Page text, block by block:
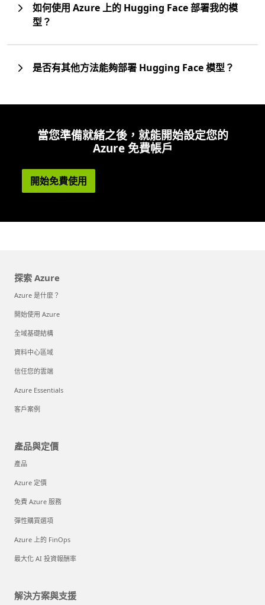
如何使用 Azure 上的 Hugging Face 部署我的模
型？
是否有其他方法能夠部署 Hugging Face 模型？
當您準備就緒之後，就能開始設定您的
Azure 免費帳戶
開始免費使用
探索 Azure
Azure 是什麼？
開始使用 Azure
全域基礎結構
資料中心區域
信任您的雲端
Azure Essentials
客戶案例
產品與定價
產品
Azure 定價
免費 Azure 服務
彈性購買選項
Azure 上的 FinOps
最大化 AI 投資報酬率
解決方案與支援